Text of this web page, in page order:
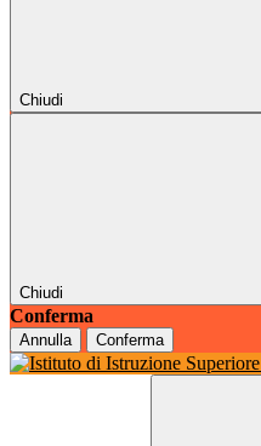
Chiudi
Chiudi
Conferma
Annulla Conferma